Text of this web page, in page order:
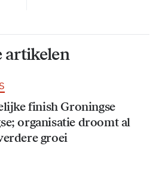
artikelen
finish Groningse
organisatie droomt al
groei